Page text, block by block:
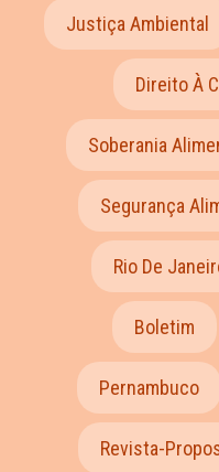
Justiça Ambiental
Direito À
Soberania
Segurança
Rio De
Boletim
Pernambuco
Revista-